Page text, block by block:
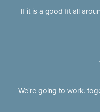
If it is a good fit all
We're going to work.